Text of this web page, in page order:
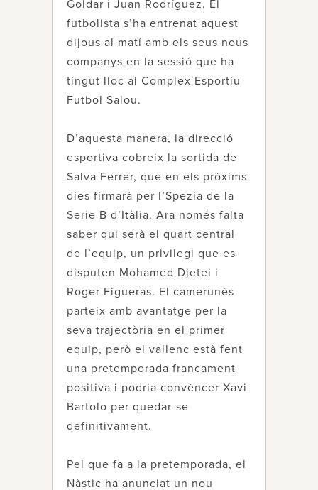
Goldar i Juan Rodríguez. El
futbolista s’ha entrenat aquest
dijous al matí amb els seus nous
companys en la sessió que ha
tingut lloc al Complex Esportiu
Futbol Salou.
D’aquesta manera, la direcció
esportiva cobreix la sortida de
Salva Ferrer, que en els pròxims
dies firmarà per l’Spezia de la
Serie B d’Itàlia. Ara només falta
saber qui serà el quart central
de l’equip, un privilegi que es
disputen Mohamed Djetei i
Roger Figueras. El camerunès
parteix amb avantatge per la
seva trajectòria en el primer
equip, però el vallenc està fent
una pretemporada francament
positiva i podria convèncer Xavi
Bartolo per quedar-se
definitivament.
Pel que fa a la pretemporada, el
Nàstic ha anunciat un nou